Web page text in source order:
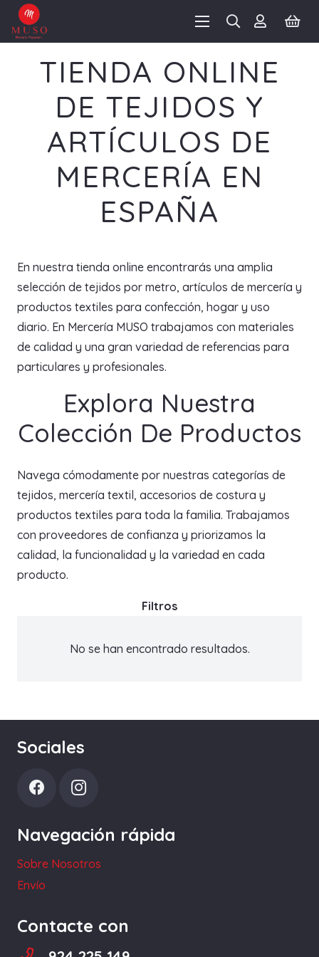
TIENDA ONLINE
DE TEJIDOS Y
ARTÍCULOS DE
MERCERÍA EN
ESPAÑA
En nuestra tienda online encontrarás una amplia
selección de tejidos por metro, artículos de mercería y
productos textiles para confección, hogar y uso
diario. En Mercería MUSO trabajamos con materiales
de calidad y una gran variedad de referencias para
particulares y profesionales.
Explora Nuestra
Colección De Productos
Navega cómodamente por nuestras categorías de
tejidos, mercería textil, accesorios de costura y
productos textiles para toda la familia. Trabajamos
con proveedores de confianza y priorizamos la
calidad, la funcionalidad y la variedad en cada
producto.
Filtros
No se han encontrado resultados.
Sociales
Navegación rápida
Sobre Nosotros
Envío
Contacte con